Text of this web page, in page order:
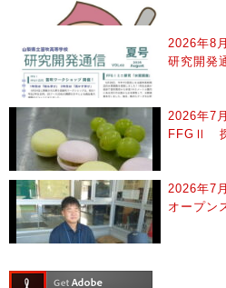
2026年8
研究開発
2026年7
FFGⅡ
2026年7
オープン